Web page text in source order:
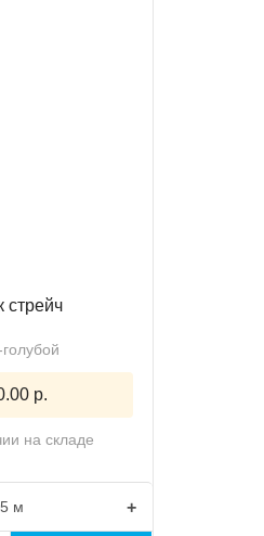
стрейч
р.
на складе
+